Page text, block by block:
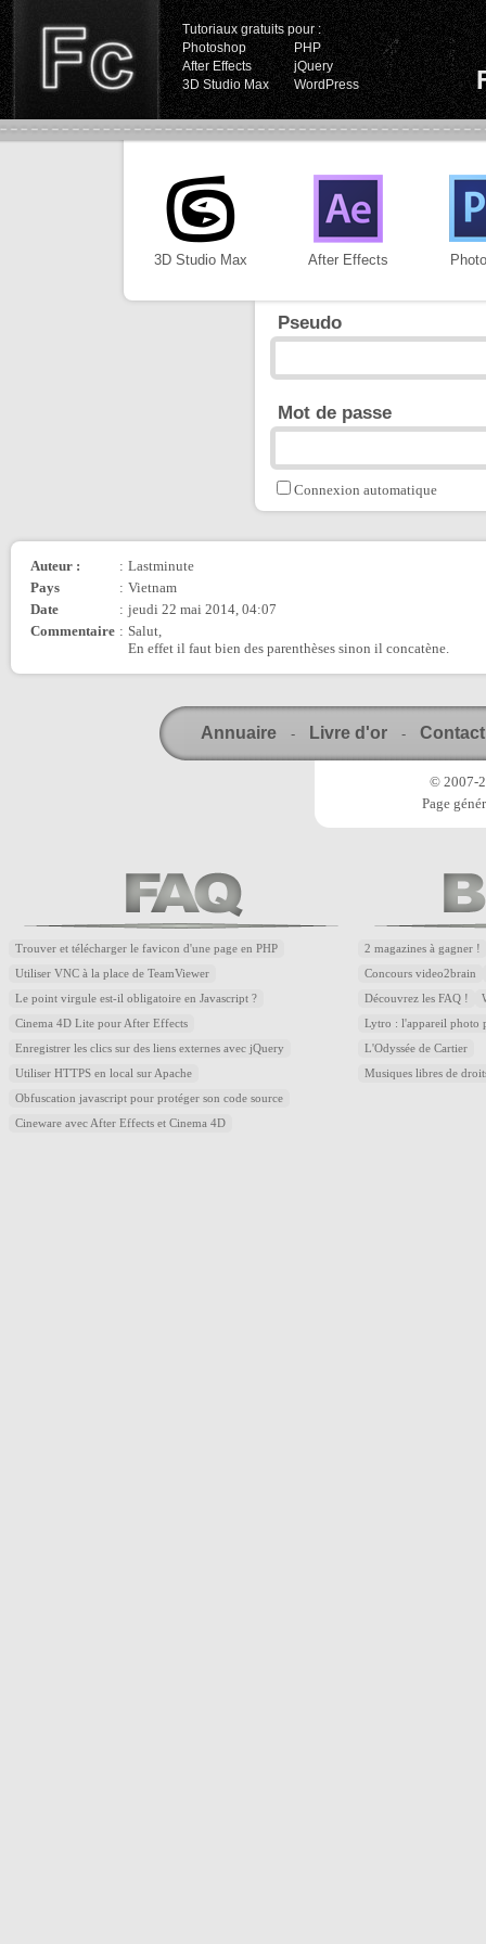
Tutoriaux gratuits pour :
Photoshop
PHP
After Effects
jQuery
3D Studio Max
WordPress
3D Studio Max After Effects
Pseudo
Mot de passe
Connexion automatique
Auteur : : Lastminute
Pays
: Vietnam
Date
: jeudi 22 mai 2014, 04:07
Commentaire : Salut,
En effet il faut bien des parenthèses sinon il concatène.
Annuaire - Livre d'or - Contact
© 2007-
Page
Trouver et télécharger le favicon d'une page en PHP
Utiliser VNC à la place de TeamViewer
Le point virgule est-il obligatoire en Javascript ?
Cinema 4D Lite pour After Effects
Enregistrer les clics sur des liens externes avec jQuery
Utiliser HTTPS en local sur Apache
Obfuscation javascript pour protéger son code source
Cineware avec After Effects et Cinema 4D
2 magazines à gagner !
Concours video2brain
Découvrez les FAQ !
Lytro : l'appareil photo
L'Odyssée de Cartier
Musiques libres de